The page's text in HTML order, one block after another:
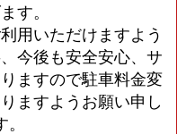
す。
用いただけますよう
今後も安全安心、サ
ますので駐車料金変
ますようお願い申し